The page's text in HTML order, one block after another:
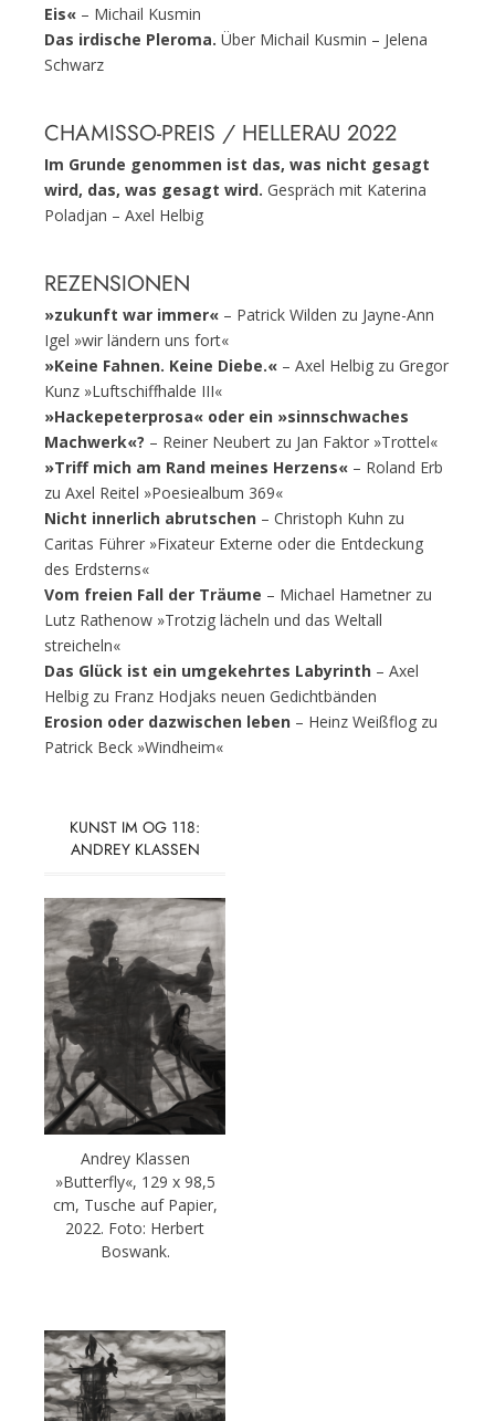
Eis« – Michail Kusmin
Das irdische Pleroma. Über Michail Kusmin – Jelena
Schwarz
CHAMISSO-PREIS / HELLERAU 2022
Im Grunde genommen ist das, was nicht gesagt
wird, das, was gesagt wird. Gespräch mit Katerina
Poladjan – Axel Helbig
REZENSIONEN
»zukunft war immer« – Patrick Wilden zu Jayne-Ann
Igel »wir ländern uns fort«
»Keine Fahnen. Keine Diebe.« – Axel Helbig zu Gregor
Kunz »Luftschiffhalde III«
»Hackepeterprosa« oder ein »sinnschwaches
Machwerk«? – Reiner Neubert zu Jan Faktor »Trottel«
»Triff mich am Rand meines Herzens« – Roland Erb
zu Axel Reitel »Poesiealbum 369«
Nicht innerlich abrutschen – Christoph Kuhn zu
Caritas Führer »Fixateur Externe oder die Entdeckung
des Erdsterns«
Vom freien Fall der Träume – Michael Hametner zu
Lutz Rathenow »Trotzig lächeln und das Weltall
streicheln«
Das Glück ist ein umgekehrtes Labyrinth – Axel
Helbig zu Franz Hodjaks neuen Gedichtbänden
Erosion oder dazwischen leben – Heinz Weißflog zu
Patrick Beck »Windheim«
KUNST IM OG 118:
ANDREY KLASSEN
Andrey Klassen
»Butterfly«, 129 x 98,5
cm, Tusche auf Papier,
2022. Foto: Herbert
Boswank.